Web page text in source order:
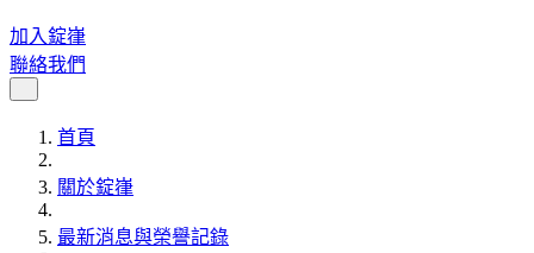
加入錠嵂
聯絡我們
首頁
關於錠嵂
最新消息與榮譽記錄